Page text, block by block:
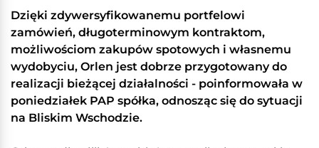
Dzięki zdywersyfikowanemu portfelowi
zamówień, długoterminowym kontraktom,
możliwościom zakupów spotowych i własnemu
wydobyciu, Orlen jest dobrze przygotowany do
realizacji bieżącej działalności - poinformowała w
poniedziałek PAP spółka, odnosząc się do sytuacji
na Bliskim Wschodzie.